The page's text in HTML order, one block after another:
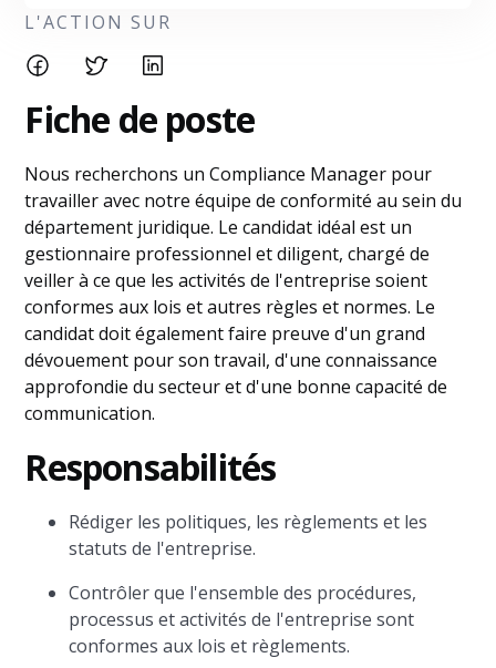
L'ACTION SUR
Fiche de poste
Nous recherchons un Compliance Manager pour
travailler avec notre équipe de conformité au sein du
département juridique. Le candidat idéal est un
gestionnaire professionnel et diligent, chargé de
veiller à ce que les activités de l'entreprise soient
conformes aux lois et autres règles et normes. Le
candidat doit également faire preuve d'un grand
dévouement pour son travail, d'une connaissance
approfondie du secteur et d'une bonne capacité de
communication.
Responsabilités
Rédiger les politiques, les règlements et les
statuts de l'entreprise.
Contrôler que l'ensemble des procédures,
processus et activités de l'entreprise sont
conformes aux lois et règlements.